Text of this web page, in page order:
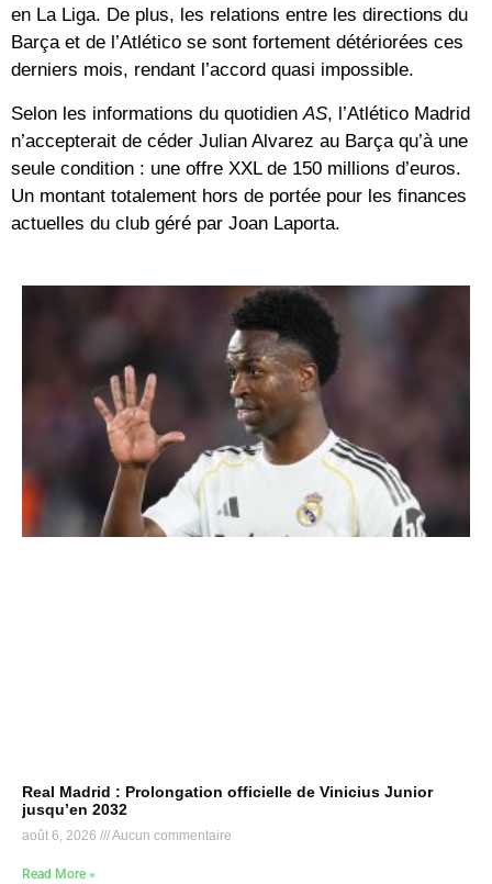
en La Liga. De plus, les relations entre les directions du
Barça et de l’Atlético se sont fortement détériorées ces
derniers mois, rendant l’accord quasi impossible.
Selon les informations du quotidien AS, l’Atlético Madrid
n’accepterait de céder Julian Alvarez au Barça qu’à une
seule condition : une offre XXL de 150 millions d’euros.
Un montant totalement hors de portée pour les finances
actuelles du club géré par Joan Laporta.
Real Madrid : Prolongation officielle de Vinicius Junior
jusqu’en 2032
août 6, 2026 Aucun commentaire
Read More »